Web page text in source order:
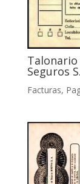
Talonario
Seguros
Facturas,